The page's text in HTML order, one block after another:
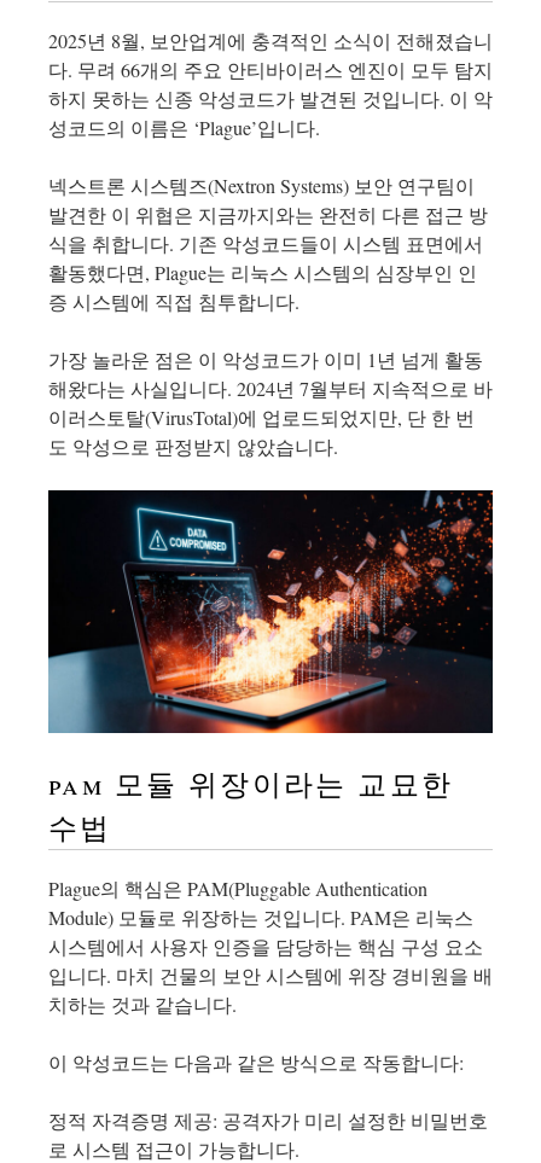
2025년 8월, 보안업계에 충격적인 소식이 전해졌습니
다. 무려 66개의 주요 안티바이러스 엔진이 모두 탐지
하지 못하는 신종 악성코드가 발견된 것입니다. 이 악
성코드의 이름은 ‘Plague’입니다.
넥스트론 시스템즈(Nextron Systems) 보안 연구팀이
발견한 이 위협은 지금까지와는 완전히 다른 접근 방
식을 취합니다. 기존 악성코드들이 시스템 표면에서
활동했다면, Plague는 리눅스 시스템의 심장부인 인
증 시스템에 직접 침투합니다.
가장 놀라운 점은 이 악성코드가 이미 1년 넘게 활동
해왔다는 사실입니다. 2024년 7월부터 지속적으로 바
이러스토탈(VirusTotal)에 업로드되었지만, 단 한 번
도 악성으로 판정받지 않았습니다.
pam 모듈 위장이라는 교묘한
수법
Plague의 핵심은 PAM(Pluggable Authentication
Module) 모듈로 위장하는 것입니다. PAM은 리눅스
시스템에서 사용자 인증을 담당하는 핵심 구성 요소
입니다. 마치 건물의 보안 시스템에 위장 경비원을 배
치하는 것과 같습니다.
이 악성코드는 다음과 같은 방식으로 작동합니다:
정적 자격증명 제공: 공격자가 미리 설정한 비밀번호
로 시스템 접근이 가능합니다.